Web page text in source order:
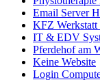
Email Server
KFZ
IT & EDV
Pferdehof am
Keine Website
Login